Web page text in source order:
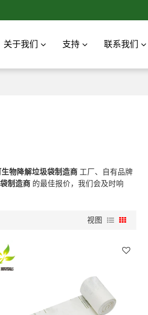
关于我们 支持 联系我们
物降解垃圾袋制造商工厂、自有品牌
制造商的最佳报价，我们会及时响
视图